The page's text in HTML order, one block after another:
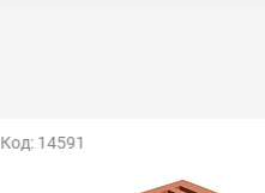
Код: 14591